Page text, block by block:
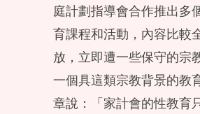
庭計劃指導會合作推出多
育課程和活動，內容比較
放，立即遭一些保守的宗
一個具這類宗教背景的教
章說：「家計會的性教育